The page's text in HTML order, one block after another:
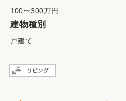
100〜300万円
建物種別
戸建て